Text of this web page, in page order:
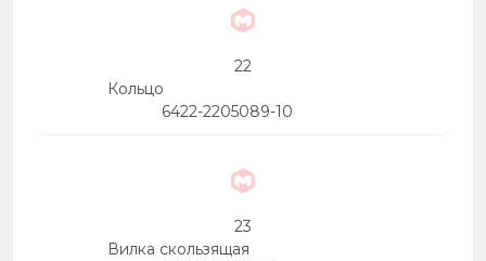
22
Кольцо
6422-2205089-10
23
Вилка скользящая